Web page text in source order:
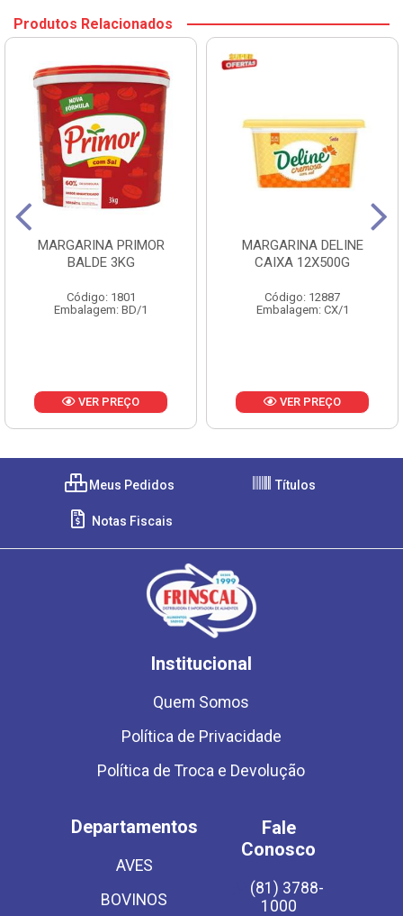
Produtos Relacionados
MARGARINA PRIMOR
BALDE 3KG
Código: 1801
Embalagem: BD/1
VER PREÇO
MARGARINA DELINE
CAIXA 12X500G
Código: 12887
Embalagem: CX/1
VER PREÇO
Meus Pedidos Títulos
Notas Fiscais
Institucional
Quem Somos
Política de Privacidade
Política de Troca e Devolução
Departamentos
AVES
BOVINOS
Fale
Conosco
(81) 3788-
1000